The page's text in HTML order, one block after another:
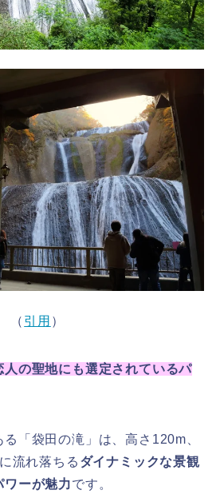
（ 引用 ）
人の聖地にも選定されているパ
「袋田の滝」は、高さ120m、
流れ落ちる ダイナミックな景観
ワーが魅力です。